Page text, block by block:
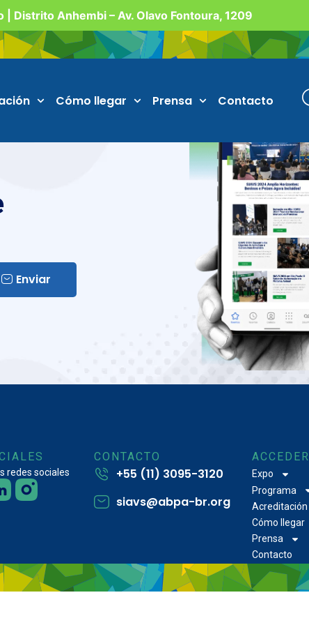
Distrito Anhembi – Av. Olavo Fontoura, 1209
Cómo llegar Prensa Contacto
Enviar
redes sociales
CONTACTO
+55 (11) 3095-3120
siavs@abpa-br.org
ACCEDER
Expo
Programa
Acreditación
Cómo llegar
Prensa
Contacto